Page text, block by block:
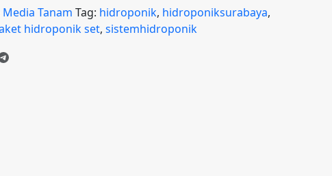
Tanam Tag: hidroponik, hidroponiksurabaya,
hidroponik set, sistemhidroponik